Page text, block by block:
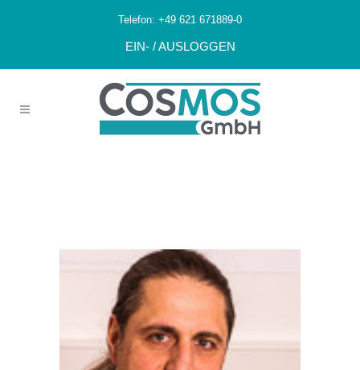
Telefon: +49 621 671889-0
EIN- / AUSLOGGEN